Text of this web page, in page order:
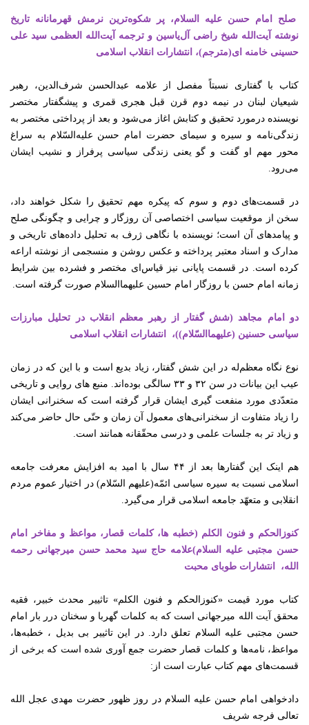
صلح امام حسن علیه السلام، پر شکوه‌ترین نرمش قهرمانانه‌ تاریخ
نوشته آیت‌الله شیخ راضی آل‌یاسین و ترجمه آیت‌الله العظمی سید علی
حسینی خامنه ای(مترجم)،‌ انتشارات انقلاب اسلامی
کتاب با گفتاری نسبتاً مفصل از علامه عبدالحسن شرف‌الدین، رهبر
شیعیان لبنان در نیمه دوم قرن قبل هجری قمری و پیشگفتار مختصر
نویسنده درمورد تحقیق و کتابش اغاز می‌شود و بعد از پرداختی مختصر به
زندگی‌نامه و سیره و سیمای حضرت امام حسن علیه‌السّلام به سراغ
محور مهم او گفت و گو یعنی زندگی سیاسی پرفراز و نشیب ایشان
می‌رود.
در قسمت‌های دوم و سوم که پیکره مهم تحقیق را شکل خواهند داد،
سخن از موقعیت سیاسی اختصاصی آن روزگار و چرایی و چگونگی صلح
و پیامدهای آن است؛ نویسنده با نگاهی ژرف به تحلیل داده‌های تاریخی و
مدارک و اسناد معتبر پرداخته و عکس روشن و منسجمی از نوشته اراعه
کرده است. در قسمت پایانی نیز قیاس‌ای مختصر و فشرده بین شرایط
زمانه امام حسن با روزگار امام حسین علیهما‌السلام صورت گرفته است.
دو امام مجاهد (شش گفتار از رهبر معظم انقلاب در تحلیل مبارزات
سیاسی حسنین (علیهماالسّلام))،‌ انتشارات انقلاب اسلامی
نوع نگاه معظم‌له در این شش گفتار، زیاد بدیع است و با این که در زمان
عیب این بیانات در سن ۳۲ و ۳۳ سالگی بوده‌اند. منبع های روایی و تاریخی
متعدّدی مورد منفعت گیری ایشان قرار گرفته است که سخنرانی ایشان
را زیاد متفاوت از سخنرانی‌های معمول آن زمان و حتّی حال حاضر می‌کند
و زیاد تر به جلسات علمی و درسی محقّقانه همانند است.
هم اینک این گفتارها بعد از ۴۴ سال با امید به افزایش معرفت جامعه
اسلامی نسبت به سیره سیاسی ائمّه(علیهم السّلام) در اختیار عموم مردم
انقلابی و متعهّد جامعه اسلامی قرار می‌گیرد.
کنوزالحکم و فنون الکلم (خطبه ها، کلمات قصار، مواعظ و مفاخر امام
حسن مجتبی علیه السلام)علامه حاج سید محمد حسن میرجهانی رحمه
الله،‌ انتشارات طوبای محبت
کتاب مورد قیمت «کنوزالحکم و فنون الکلم» تاثییر محدث خبیر، فقیه
محقق آیت الله میرجهانی است که به کلمات گهربا و سخنان درر بار امام
حسن مجتبی علیه السلام تعلق دارد. در این تاثییر بی بدیل ، خطبه‌ها،
مواعظ، نامه‌ها و کلمات قصار حضرت جمع آوری شده است که برخی از
قسمت‌های مهم کتاب عبارت است از:
دادخواهی امام حسن علیه السلام در روز ظهور حضرت مهدی عجل الله
تعالی فرجه شریف